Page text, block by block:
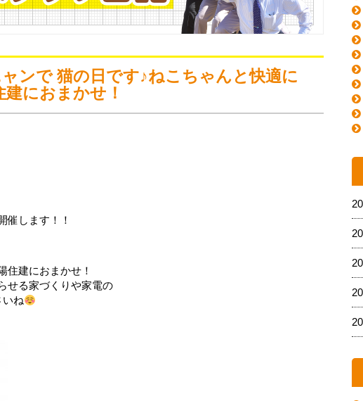
ンで 猫の日です♪ねこちゃんと快適に
におまかせ！
催します！！
住建におまかせ！
せる家づくりや家電の
ね